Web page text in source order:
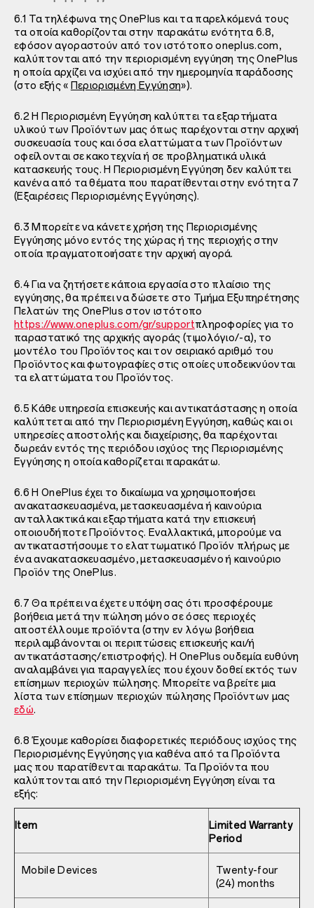
6.1 Τα τηλέφωνα της OnePlus και τα παρελκόμενά τους
τα οποία καθορίζονται στην παρακάτω ενότητα6.8,
εφόσον αγοραστούν από τον ιστότοπο oneplus.com,
καλύπτονται από την περιορισμένη εγγύηση της OnePlus
η οποία αρχίζει να ισχύει από την ημερομηνία παράδοσης
(στο εξής « Περιορισμένη Εγγύηση»).
6.2 Η Περιορισμένη Εγγύηση καλύπτει τα εξαρτήματα
υλικού των Προϊόντων μας όπως παρέχονται στην αρχική
συσκευασία τους και όσα ελαττώματα των Προϊόντων
οφείλονται σε κακοτεχνία ή σε προβληματικά υλικά
κατασκευής τους. Η Περιορισμένη Εγγύηση δεν καλύπτει
κανένα από τα θέματα που παρατίθενται στην ενότητα 7
(Εξαιρέσεις Περιορισμένης Εγγύησης).
6.3 Μπορείτε να κάνετε χρήση της Περιορισμένης
Εγγύησης μόνο εντός της χώρας ή της περιοχής στην
οποία πραγματοποιήσατε την αρχική αγορά.
6.4 Για να ζητήσετε κάποια εργασία στο πλαίσιο της
εγγύησης, θα πρέπει να δώσετε στο Τμήμα Εξυπηρέτησης
Πελατών της OnePlus στον ιστότοπο
https://www.oneplus.com/gr/supportπληροφορίες για το
παραστατικό της αρχικής αγοράς (τιμολόγιο/-α), το
μοντέλο του Προϊόντος και τον σειριακό αριθμό του
Προϊόντος και φωτογραφίες στις οποίες υποδεικνύονται
τα ελαττώματα του Προϊόντος.
6.5 Κάθε υπηρεσία επισκευής και αντικατάστασης η οποία
καλύπτεται από την Περιορισμένη Εγγύηση, καθώς και οι
υπηρεσίες αποστολής και διαχείρισης, θα παρέχονται
δωρεάν εντός της περιόδου ισχύος της Περιορισμένης
Εγγύησης η οποία καθορίζεται παρακάτω.
6.6 Η OnePlus έχει το δικαίωμα να χρησιμοποιήσει
ανακατασκευασμένα, μετασκευασμένα ή καινούρια
ανταλλακτικά και εξαρτήματα κατά την επισκευή
οποιουδήποτε Προϊόντος. Εναλλακτικά, μπορούμε να
αντικαταστήσουμε το ελαττωματικό Προϊόν πλήρως με
ένα ανακατασκευασμένο, μετασκευασμένο ή καινούριο
Προϊόν της OnePlus.
6.7 Θα πρέπει να έχετε υπόψη σας ότι προσφέρουμε
βοήθεια μετά την πώληση μόνο σε όσες περιοχές
αποστέλλουμε προϊόντα (στην εν λόγω βοήθεια
περιλαμβάνονται οι περιπτώσεις επισκευής και/ή
αντικατάστασης/επιστροφής). Η OnePlus ουδεμία ευθύνη
αναλαμβάνει για παραγγελίες που έχουν δοθεί εκτός των
επίσημων περιοχών πώλησης. Μπορείτε να βρείτε μια
λίστα των επίσημων περιοχών πώλησης Προϊόντων μας
εδώ.
6.8 Έχουμε καθορίσει διαφορετικές περιόδους ισχύος της
Περιορισμένης Εγγύησης για καθένα από τα Προϊόντα
μας που παρατίθενται παρακάτω. Τα Προϊόντα που
καλύπτονται από την Περιορισμένη Εγγύηση είναι τα
εξής:
Item
Limited Warranty
Period
Mobile Devices
Twenty-four
(24) months